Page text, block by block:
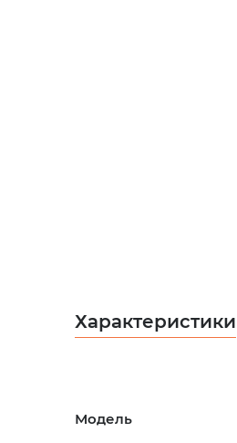
Характеристики
Модель